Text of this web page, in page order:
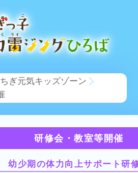
ぎ元気キッズゾーン
研修会・教室等開催
幼少期の体力向上サポート研